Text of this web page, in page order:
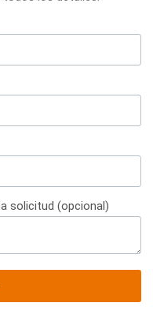
solicitud (opcional)